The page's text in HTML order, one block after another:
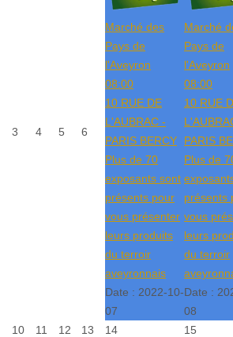
3 4 5 6
Marché des
Pays de
l'Aveyron
08:00
10 RUE DE
L'AUBRAC -
PARIS BERCY
Plus de 70
exposants sont
présents pour
vous présenter
leurs produits
du terroir
aveyronnais
Date : 2022-10-
07
Marché
Pays de
l'Aveyron
08:00
10 RUE
PARIS
Plus de
présents
vous
leurs
du terroir
Date :
08
10
11 12 13 14 15